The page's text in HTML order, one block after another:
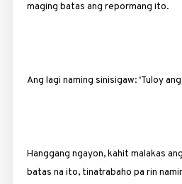
maging batas ang repormang ito.
Ang lagi naming sinisigaw: ‘Tuloy
Hanggang ngayon, kahit malakas
batas na ito, tinatrabaho pa rin